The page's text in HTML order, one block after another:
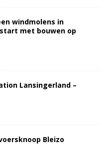
windmolens in
met bouwen op
Lansingerland –
Bleizo